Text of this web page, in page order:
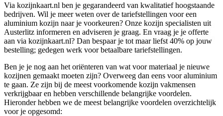
Via kozijnkaart.nl ben je gegarandeerd van kwalitatief hoogstaande
bedrijven. Wil je meer weten over de tariefstellingen voor een
aluminium kozijn naar je voorkeuren? Onze kozijn specialisten uit
Austerlitz informeren en adviseren je graag. En vraag je je offerte
aan via kozijnkaart.nl? Dan bespaar je tot maar liefst 40% op jouw
bestelling; gedegen werk voor betaalbare tariefstellingen.
Ben je je nog aan het oriënteren van wat voor materiaal je nieuwe
kozijnen gemaakt moeten zijn? Overweeg dan eens voor aluminium
te gaan. Ze zijn bij de meest voorkomende kozijn vakmensen
verkrijgbaar en hebben verschillende belangrijke voordelen.
Hieronder hebben we de meest belangrijke voordelen overzichtelijk
voor je opgesomd: